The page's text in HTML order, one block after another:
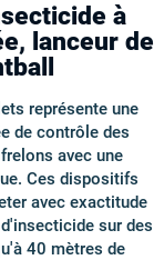
à
lanceur de
représente une
de contrôle des
avec une
Ces dispositifs
avec exactitude
sur des
40 mètres de